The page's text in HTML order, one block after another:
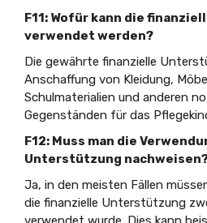
F11: Wofür kann die
verwendet werden?
Die gewährte finanzielle
Anschaffung von Kleidung,
Schulmaterialien und anderen
Gegenständen für das
F12: Muss man die
Unterstützung
Ja, in den meisten Fällen
die finanzielle Unterstützung